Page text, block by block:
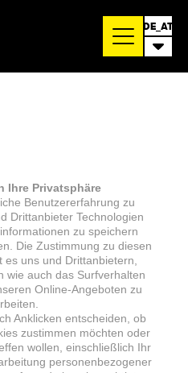
DE_AT
Ihre Privatsphäre
Benutzererfahrung zu
Drittanbieter Technologien
zu speichern
Die Zustimmung zu diesen
uns und Drittanbietern,
wie auch das Surfverhalten
Online-Angeboten zu
Anklicken entscheiden, ob
zustimmen möchten oder
wollen, einschließlich Ihr
personenbezogener